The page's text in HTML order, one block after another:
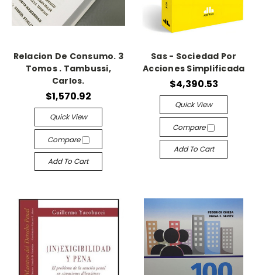
Relacion De Consumo. 3
Tomos . Tambussi,
Carlos.
$1,570.92
Quick View
Compare
Add To Cart
Sas - Sociedad Por
Acciones Simplificada
$4,390.53
Quick View
Compare
Add To Cart